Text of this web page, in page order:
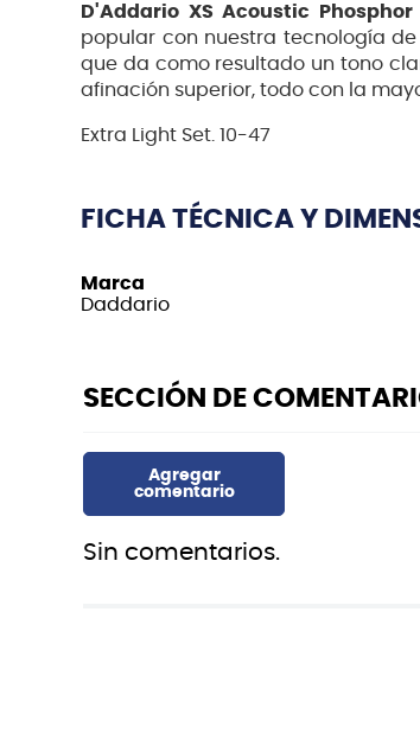
D'Addario XS Acoustic Phosphor
popular con nuestra tecnología
que da como resultado un tono
afinación superior, todo con la
Extra Light Set. 10-47
FICHA TÉCNICA Y
Marca
Daddario
Sin comentarios.